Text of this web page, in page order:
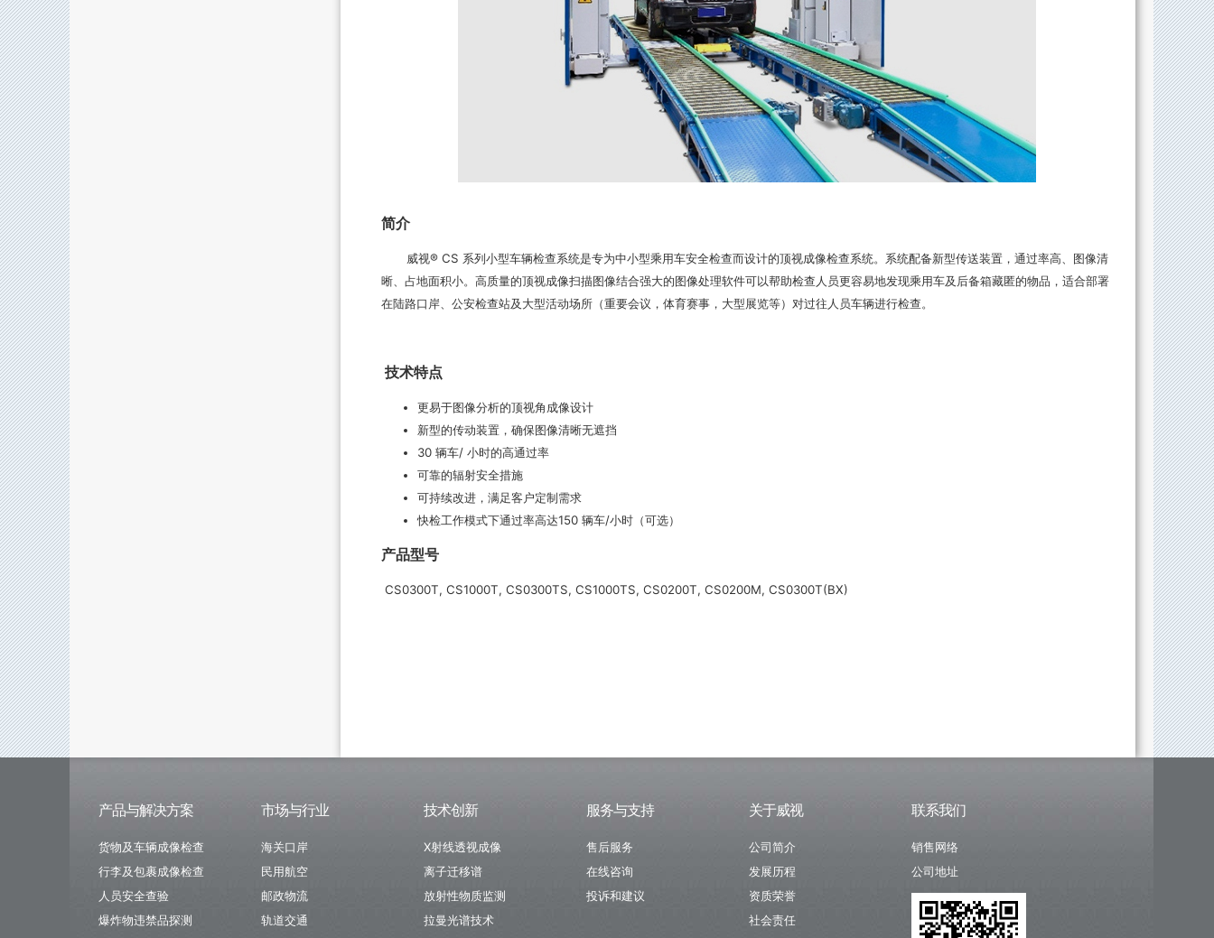
简介
威视® CS 系列小型车辆检查系统是专为中小型乘用车安全检查而设计的顶视成像检查系统。系统配备新型传送装置，通过率高、图像清
晰、占地面积小。高质量的顶视成像扫描图像结合强大的图像处理软件可以帮助检查人员更容易地发现乘用车及后备箱藏匿的物品，适合部署
在陆路口岸、公安检查站及大型活动场所（重要会议，体育赛事，大型展览等）对过往人员车辆进行检查。
技术特点
更易于图像分析的顶视角成像设计
新型的传动装置，确保图像清晰无遮挡
30 辆车/ 小时的高通过率
可靠的辐射安全措施
可持续改进，满足客户定制需求
快检工作模式下通过率高达150 辆车/小时（可选）
产品型号
CS0300T, CS1000T, CS0300TS, CS1000TS, CS0200T, CS0200M, CS0300T(BX)
产品与解决方案
货物及车辆成像检查
行李及包裹成像检查
人员安全查验
爆炸物违禁品探测
市场与行业
海关口岸
民用航空
邮政物流
轨道交通
技术创新
X射线透视成像
离子迁移谱
放射性物质监测
拉曼光谱技术
服务与支持
售后服务
在线咨询
投诉和建议
关于威视
公司简介
发展历程
资质荣誉
社会责任
联系我们
销售网络
公司地址